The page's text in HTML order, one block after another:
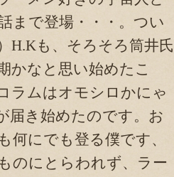
まで登場・・・。つい
H.Kも、そろそろ筒井氏
かなと思い始めたこ
ラムはオモシロかにゃ
届き始めたのです。お
何にでも登る僕です、
のにとらわれず、ラー